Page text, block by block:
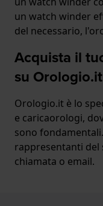
un watch winder
del necessario,
Acquista il
su Orologio.it
Orologio.it è lo
e caricaorologi,
sono
rappresentanti del
chiamata o email.